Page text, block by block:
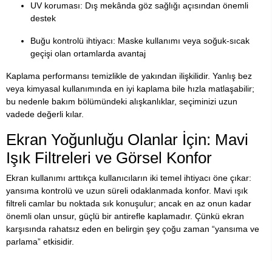
UV koruması: Dış mekânda göz sağlığı açısından önemli
destek
Buğu kontrolü ihtiyacı: Maske kullanımı veya soğuk-sıcak
geçişi olan ortamlarda avantaj
Kaplama performansı temizlikle de yakından ilişkilidir. Yanlış bez
veya kimyasal kullanımında en iyi kaplama bile hızla matlaşabilir;
bu nedenle bakım bölümündeki alışkanlıklar, seçiminizi uzun
vadede değerli kılar.
Ekran Yoğunluğu Olanlar İçin: Mavi
Işık Filtreleri ve Görsel Konfor
Ekran kullanımı arttıkça kullanıcıların iki temel ihtiyacı öne çıkar:
yansıma kontrolü ve uzun süreli odaklanmada konfor. Mavi ışık
filtreli camlar bu noktada sık konuşulur; ancak en az onun kadar
önemli olan unsur, güçlü bir antirefle kaplamadır. Çünkü ekran
karşısında rahatsız eden en belirgin şey çoğu zaman “yansıma ve
parlama” etkisidir.